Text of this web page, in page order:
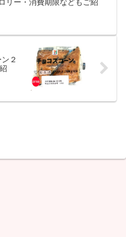
リー・消費期限などもご紹
２